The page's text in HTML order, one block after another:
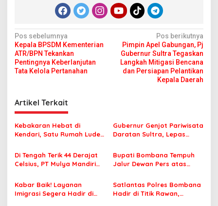
N
a
v
i
a
s
i
o
Pos sebelumnya
Kepala BPSDM Kementerian
ATR/BPN Tekankan
Pentingnya Keberlanjutan
Tata Kelola Pertanahan
Pos berikutnya
Pimpin Apel Gabungan, Pj
Gubernur Sultra Tegaskan
Langkah Mitigasi Bencana
dan Persiapan Pelantikan
Kepala Daerah
Artikel Terkait
Kebakaran Hebat di
Kendari, Satu Rumah Ludes
Gubernur Genjot Pariwisata
Daratan Sultra, Lepas
Tiga Kabupaten Unggulan
Di Tengah Terik 44 Derajat
Celsius, PT Mulya Mandiri
Jamaah Tetap Sehat dan
Nyaman Beribadah
Bupati Bombana Tempuh
Jalur Dewan Pers atas
Korupsi Jembatan Cirauci II
Kabar Baik! Layanan
Imigrasi Segera Hadir di
Satlantas Polres Bombana
Hadir di Titik Rawan,